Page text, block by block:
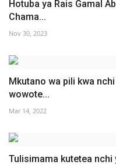
Hotuba ya Rais Gamal
Chama...
Nov 30, 2023
Mkutano wa pili kwa
wowote...
Mar 14, 2022
Tulisimama kutetea nchi